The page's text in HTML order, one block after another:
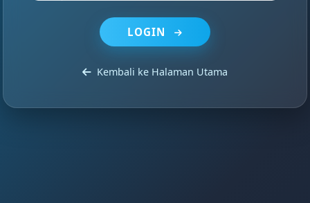
LOGIN
Kembali ke Halaman Utama